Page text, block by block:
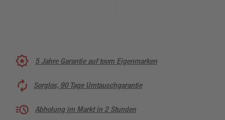
5 Jahre Garantie auf toom Eigenmarken
Sorglos, 90 Tage Umtauschgarantie
Abholung im Markt in 2 Stunden